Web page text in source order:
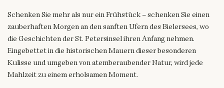
Schenken Sie mehr als nur ein Frühstück – schenken Sie einen
zauberhaften Morgen an den sanften Ufern des Bielersees, wo
die Geschichten der St. Petersinsel ihren Anfang nehmen.
Eingebettet in die historischen Mauern dieser besonderen
Kulisse und umgeben von atemberaubender Natur, wird jede
Mahlzeit zu einem erholsamen Moment.